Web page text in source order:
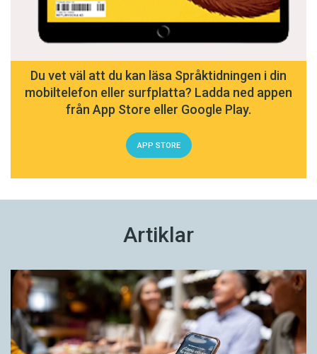
Du vet väl att du kan läsa Språktidningen i din
mobiltelefon eller surfplatta? Ladda ned appen
från App Store eller Google Play.
APP STORE
Artiklar